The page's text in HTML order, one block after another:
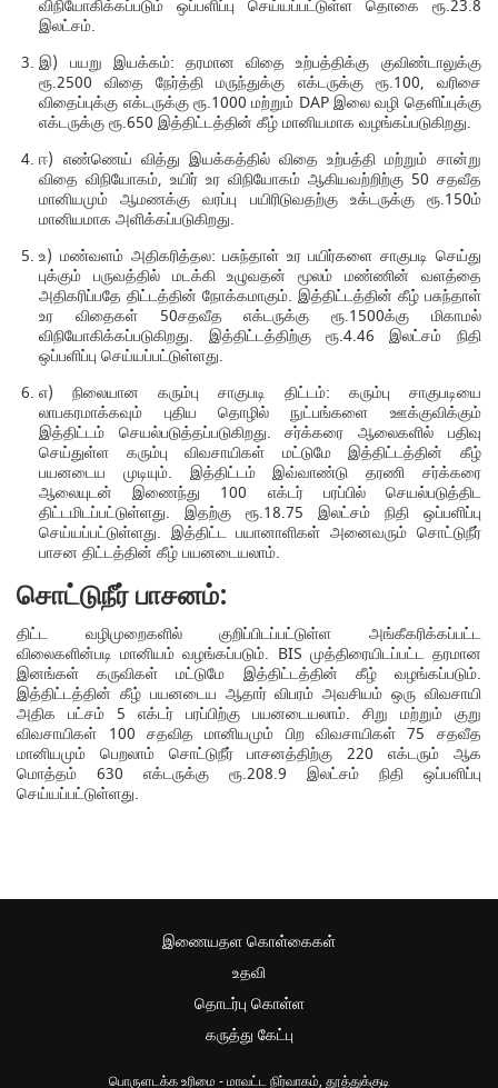
விநியோகிக்கப்படும் ஒப்பளிப்பு செய்யப்பட்டுள்ள தொகை ரூ.23.8
இலட்சம்.
இ) பயறு இயக்கம்: தரமான விதை உற்பத்திக்கு குவிண்டாலுக்கு
ரூ.2500 விதை நேர்த்தி மருந்துக்கு எக்டருக்கு ரூ.100, வரிசை
விதைப்புக்கு எக்டருக்கு ரூ.1000 மற்றும் DAP இலை வழி தெளிப்புக்கு
எக்டருக்கு ரூ.650 இத்திட்டத்தின் கீழ் மானியமாக வழங்கப்படுகிறது.
ஈ) எண்ணெய் வித்து இயக்கத்தில் விதை உற்பத்தி மற்றும் சான்று
விதை விநியோகம், உயிர் உர விநியோகம் ஆகியவற்றிற்கு 50 சதவீத
மானியமும் ஆமணக்கு வரப்பு பயிரிடுவதற்கு உக்டருக்கு ரூ.150ம்
மானியமாக அளிக்கப்படுகிறது.
உ) மண்வளம் அதிகரித்தல: பசுந்தாள் உர பயிர்களை சாகுபடி செய்து
புக்கும் பருவத்தில் மடக்கி உழுவதன் மூலம் மண்ணின் வளத்தை
அதிகரிப்பதே திட்டத்தின் நோக்கமாகும். இத்திட்டத்தின் கீழ் பசுந்தாள்
உர விதைகள் 50சதவீத எக்டருக்கு ரூ.1500க்கு மிகாமல்
விநியோகிக்கப்படுகிறது. இத்திட்டத்திற்கு ரூ.4.46 இலட்சம் நிதி
ஒப்பளிப்பு செய்யப்பட்டுள்ளது.
எ) நிலையான கரும்பு சாகுபடி திட்டம்: கரும்பு சாகுபடியை
லாபகரமாக்கவும் புதிய தொழில் நுட்பங்களை ஊக்குவிக்கும்
இத்திட்டம் செயல்படுத்தப்படுகிறது. சர்க்கரை ஆலைகளில் பதிவு
செய்துள்ள கரும்பு விவசாயிகள் மட்டுமே இத்திட்டத்தின் கீழ்
பயனடைய முடியும். இத்திட்டம் இவ்வாண்டு தரணி சர்க்கரை
ஆலையுடன் இணைந்து 100 எக்டர் பரப்பில் செயல்படுத்திட
திட்டமிடப்பட்டுள்ளது. இதற்கு ரூ.18.75 இலட்சம் நிதி ஒப்பளிப்பு
செய்யப்பட்டுள்ளது. இத்திட்ட பயானாளிகள் அனைவரும் சொட்டுநீர்
பாசன திட்டத்தின் கீழ் பயனடையலாம்.
சொட்டுநீர் பாசனம்:
திட்ட வழிமுறைகளில் குறிப்பிடப்பட்டுள்ள அங்கீகரிக்கப்பட்ட
விலைகளின்படி மானியம் வழங்கப்படும். BIS முத்திரையிடப்பட்ட தரமான
இனங்கள் கருவிகள் மட்டுமே இத்திட்டத்தின் கீழ் வழங்கப்படும்.
இத்திட்டத்தின் கீழ் பயனடைய ஆதார் விபரம் அவசியம் ஒரு விவசாயி
அதிக பட்சம் 5 எக்டர் பரப்பிற்கு பயனடையலாம். சிறு மற்றும் குறு
விவசாயிகள் 100 சதவித மானியமும் பிற விவசாயிகள் 75 சதவீத
மானியமும் பெறலாம் சொட்டுநீர் பாசனத்திற்கு 220 எக்டரும் ஆக
மொத்தம் 630 எக்டருக்கு ரூ.208.9 இலட்சம் நிதி ஒப்பளிப்பு
செய்யப்பட்டுள்ளது.
இணையதள கொள்கைகள்
உதவி
தொடர்பு கொள்ள
கருத்து கேட்பு
பொருளடக்க உரிமை - மாவட்ட நிர்வாகம், தூத்துக்குடி